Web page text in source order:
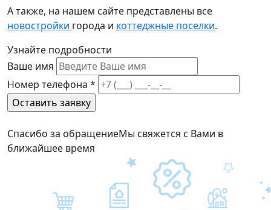
А также, на нашем сайте представлены все
новостройки города и коттеджные поселки.
Узнайте подробности
Ваше имя
Номер телефона *
Спасибо за обращениеМы свяжется с Вами в
ближайшее время